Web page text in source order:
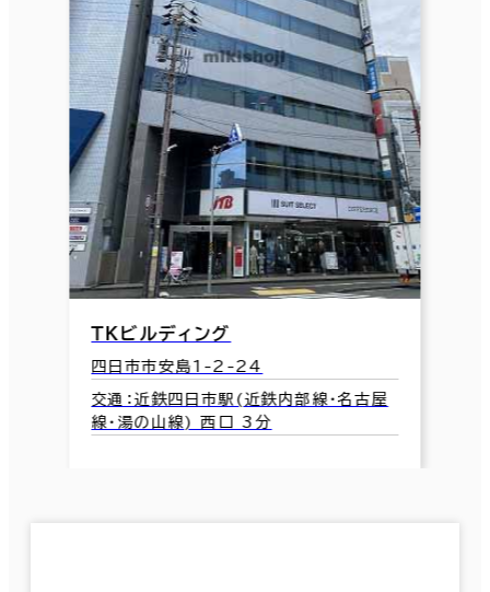
ＴＫビルディング
四日市市安島1-2-24
交通：近鉄四日市駅(近鉄内部線･名古屋
線･湯の山線) 西口 3分